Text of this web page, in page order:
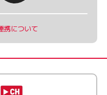
携について